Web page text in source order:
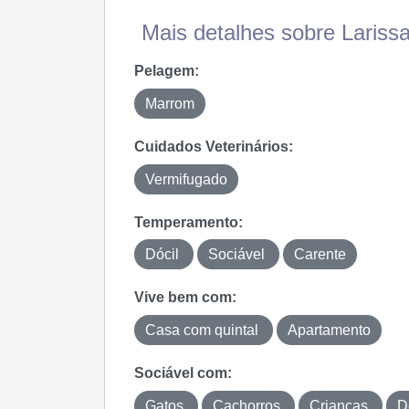
Mais detalhes sobre
Pelagem:
Marrom
Cuidados Veterinários:
Vermifugado
Temperamento:
Dócil Sociável Carente
Vive bem com:
Casa com quintal Apartamento
Sociável com:
Gatos Cachorros Crianças